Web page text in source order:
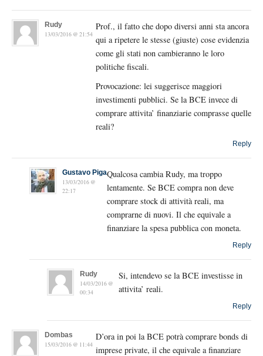
Rudy
13/03/2016 @ 21:54
Prof., il fatto che dopo diversi anni sta ancora
qui a ripetere le stesse (giuste) cose evidenzia
come gli stati non cambieranno le loro
politiche fiscali.
Provocazione: lei suggerisce maggiori
investimenti pubblici. Se la BCE invece di
comprare attivita’ finanziarie comprasse quelle
reali?
Reply
Gustavo Piga
13/03/2016 @
22:17
Qualcosa cambia Rudy, ma troppo
lentamente. Se BCE compra non deve
comprare stock di attività reali, ma
comprarne di nuovi. Il che equivale a
finanziare la spesa pubblica con moneta.
Reply
Rudy
14/03/2016 @
00:34
Si, intendevo se la BCE investisse in
attivita’ reali.
Reply
Dombas
15/03/2016 @ 11:44
D’ora in poi la BCE potrà comprare bonds di
imprese private, il che equivale a finanziare